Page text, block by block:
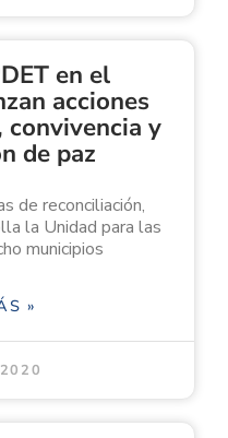
en el
acciones
y
de paz
de reconciliación,
la Unidad para las
municipios
»